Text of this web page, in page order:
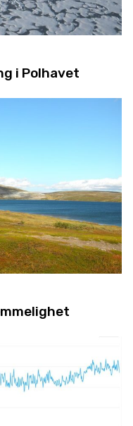
i Polhavet